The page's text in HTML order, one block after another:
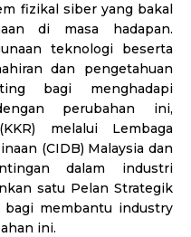
fizikal siber yang bakal
di masa hadapan.
teknologi beserta
dan pengetahuan
bagi menghadapi
perubahan ini,
melalui Lembaga
(CIDB) Malaysia dan
dalam industri
satu Pelan Strategik
bagi membantu industry
ini.